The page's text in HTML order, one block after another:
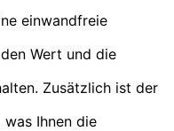
einwandfreie
Wert und die
Zusätzlich ist der
Ihnen die